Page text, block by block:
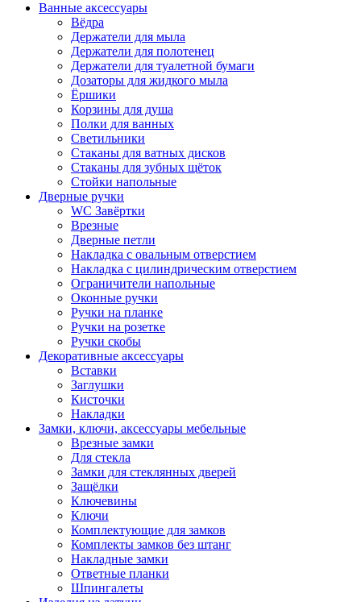
Ванные аксессуары
Вёдра
Держатели для мыла
Держатели для полотенец
Держатели для туалетной бумаги
Дозаторы для жидкого мыла
Ёршики
Корзины для душа
Полки для ванных
Светильники
Стаканы для ватных дисков
Стаканы для зубных щёток
Стойки напольные
Дверные ручки
WC Завёртки
Врезные
Дверные петли
Накладка с овальным отверстием
Накладка с цилиндрическим отверстием
Ограничители напольные
Оконные ручки
Ручки на планке
Ручки на розетке
Ручки скобы
Декоративные аксессуары
Вставки
Заглушки
Кисточки
Накладки
Замки, ключи, аксессуары мебельные
Врезные замки
Для стекла
Замки для стеклянных дверей
Защёлки
Ключевины
Ключи
Комплектующие для замков
Комплекты замков без штанг
Накладные замки
Ответные планки
Шпингалеты